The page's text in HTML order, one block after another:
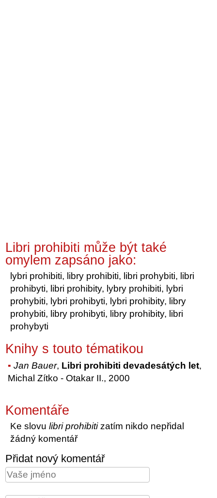
Libri prohibiti může být také
omylem zapsáno jako:
lybri prohibiti, libry prohibiti, libri prohybiti, libri
prohibyti, libri prohibity, lybry prohibiti, lybri
prohybiti, lybri prohibyti, lybri prohibity, libry
prohybiti, libry prohibyti, libry prohibity, libri
prohybyti
Knihy s touto tématikou
Jan Bauer, Libri prohibiti devadesátých let,
Michal Zítko - Otakar II., 2000
Komentáře
Ke slovulibri prohibitizatím nikdo nepřidal
žádný komentář
Přidat nový komentář